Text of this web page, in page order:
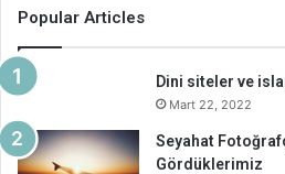
Popular Articles
Dini siteler ve
Mart 22, 2022
Seyahat
Gördüklerimiz